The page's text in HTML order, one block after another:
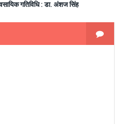
गतिविधि : डा. अंशज सिंह